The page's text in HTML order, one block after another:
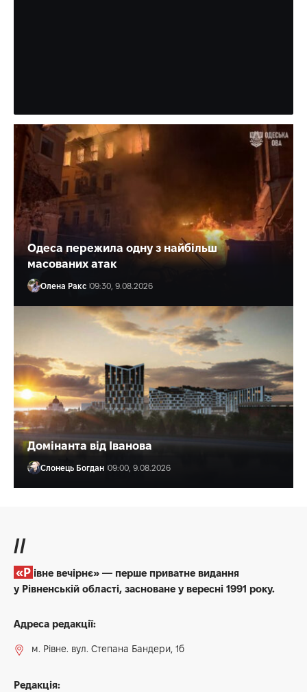
Одеса пережила одну з найбільш
масованих атак
Олена Ракс 09:30, 9.08.2026
Домінанта від Іванова
Слонець Богдан 09:00, 9.08.2026
//
«Рівне вечірнє» — перше приватне видання
у Рівненській області, засноване у вересні 1991 року.
Адреса редакції:
м. Рівне. вул. Степана Бандери, 1б
Редакція: